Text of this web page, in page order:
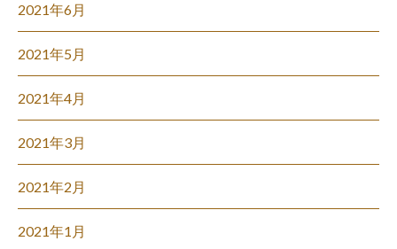
2021年6月
2021年5月
2021年4月
2021年3月
2021年2月
2021年1月